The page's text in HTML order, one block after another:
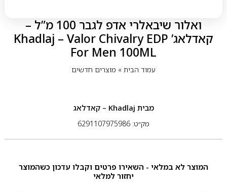
ואלור שיבאלרי אדפ לגבר 100 מ”ל –
קאדלאג’ Khadlaj – Valor Chivalry EDP
For Men 100ML
עמוד הבית» מוצרים חדשים
מבית Khadlaj – קאדלאג
מק״ט: 6291107975986
המוצר לא במלאי - השאירו פרטים וקבלו עדכון כשהמוצר
יחזור למלאי